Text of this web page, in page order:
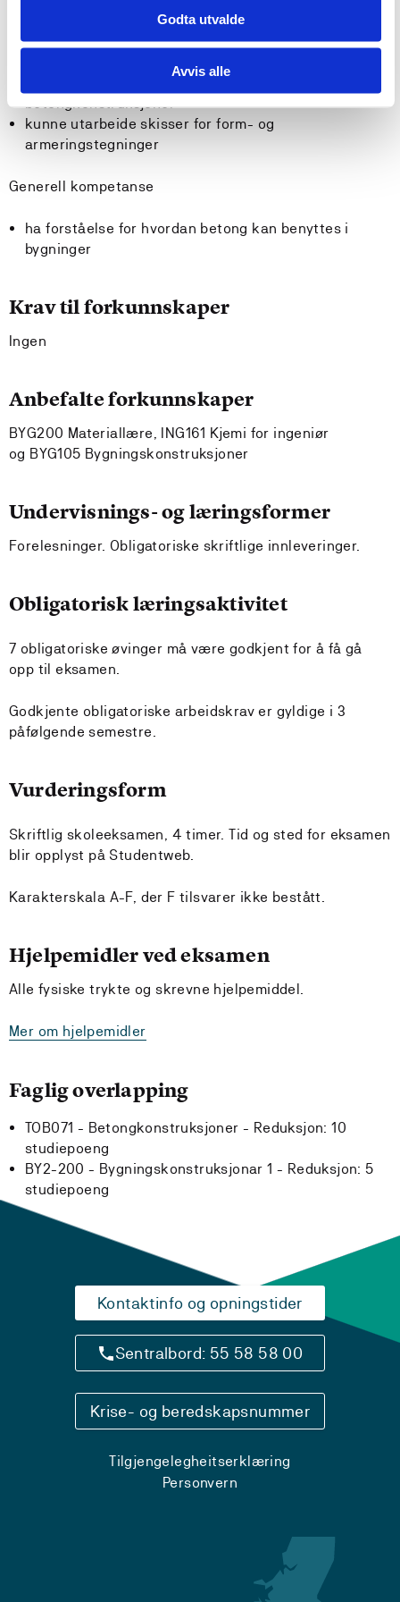
Godta utvalde
Avvis alle
kunne dimensjonere enklere elementer i
betongkonstruksjoner
kunne utarbeide skisser for form- og
armeringstegninger
Generell kompetanse
ha forståelse for hvordan betong kan benyttes i
bygninger
Krav til forkunnskaper
Ingen
Anbefalte forkunnskaper
BYG200 Materiallære, ING161 Kjemi for ingeniør
og BYG105 Bygningskonstruksjoner
Undervisnings- og læringsformer
Forelesninger. Obligatoriske skriftlige innleveringer.
Obligatorisk læringsaktivitet
7 obligatoriske øvinger må være godkjent for å få gå
opp til eksamen.
Godkjente obligatoriske arbeidskrav er gyldige i 3
påfølgende semestre.
Vurderingsform
Skriftlig skoleeksamen, 4 timer. Tid og sted for eksamen
blir opplyst på Studentweb.
Karakterskala A-F, der F tilsvarer ikke bestått.
Hjelpemidler ved eksamen
Alle fysiske trykte og skrevne hjelpemiddel.
Mer om hjelpemidler
Faglig overlapping
TOB071 - Betongkonstruksjoner - Reduksjon: 10
studiepoeng
BY2-200 - Bygningskonstruksjonar 1 - Reduksjon: 5
studiepoeng
Kontaktinfo og opningstider
Sentralbord: 55 58 58 00
Krise- og beredskapsnummer
Tilgjengelegheitserklæring
Personvern